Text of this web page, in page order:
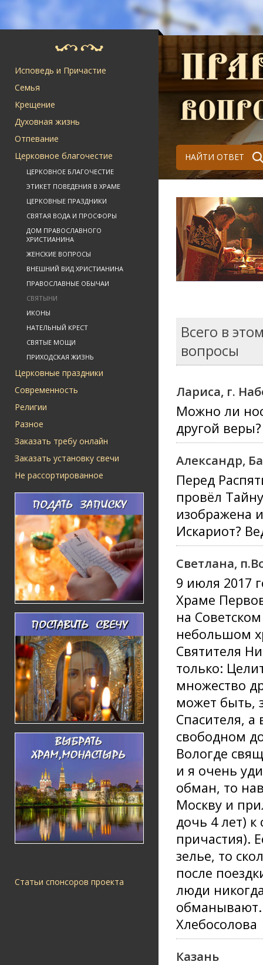
Исповедь и Причастие
Семья
Крещение
Духовная жизнь
Отпевание
Церковное благочестие
ЦЕРКОВНОЕ БЛАГОЧЕСТИЕ
ЭТИКЕТ ПОВЕДЕНИЯ В ХРАМЕ
ЦЕРКОВНЫЕ ПРАЗДНИКИ
СВЯТАЯ ВОДА И ПРОСФОРЫ
ДОМ ПРАВОСЛАВНОГО
ХРИСТИАНИНА
ЖЕНСКИЕ ВОПРОСЫ
ВНЕШНИЙ ВИД ХРИСТИАНИНА
ПРАВОСЛАВНЫЕ ОБЫЧАИ
СВЯТЫНИ
ИКОНЫ
НАТЕЛЬНЫЙ КРЕСТ
СВЯТЫЕ МОЩИ
ПРИХОДСКАЯ ЖИЗНЬ
Церковные праздники
Современность
Религии
Разное
Заказать требу онлайн
Заказать установку свечи
Не рассортированное
Статьи спонсоров проекта
НАЙТИ ОТВЕТ
Всего в
вопросы
Лариса, г.
Можно ли
другой веры?
Александр,
Перед
провёл
изображена
Искариот?
Светлана,
9 июля 2017
Храме
на
небольшом
Святителя
только:
множество
может быть,
Спасителя,
свободном
Вологде
и я очень
обман, то
Москву и
дочь 4 лет)
причастия).
зелье, то
после
люди
Хлебосолова
Казань